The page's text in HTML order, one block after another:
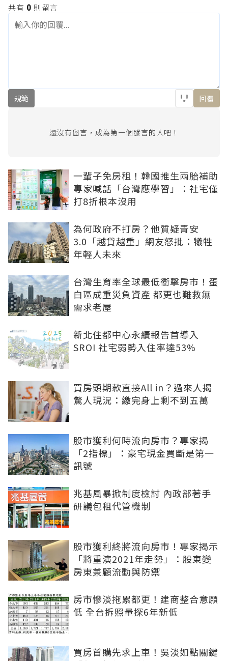
共有 0 則留言
規範 回覆
還沒有留言，成為第一個發言的人吧！
一輩子免房租！韓國推生兩胎補助
專家喊話「台灣應學習」：社宅僅
打8折根本沒用
為何政府不打房？他質疑青安
3.0「越貸越重」網友怒批：犧牲
年輕人未來
台灣生育率全球最低衝擊房市！蛋
白區成重災負資產 都更也難救無
需求老屋
新北住都中心永續報告首導入
SROI 社宅弱勢入住率達53%
買房頭期款直接All in？過來人揭
驚人現況：繳完身上剩不到五萬
股市獲利何時流向房市？專家揭
「2指標」：豪宅現金買斷是第一
訊號
兆基風暴掀制度檢討 內政部著手
研議包租代管機制
股市獲利終將流向房市！專家揭示
「將重演2021年走勢」：股東變
房東兼顧流動與防禦
房市慘淡拖累都更！建商整合意願
低 全台拆照量探6年新低
買房首購先求上車！吳淡如點關鍵